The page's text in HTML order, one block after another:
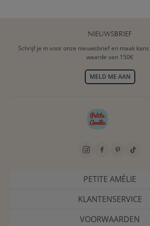
NIEUWSBRIEF
Schrijf je in voor onze nieuwsbrief en maak
waarde van 150€
MELD ME AAN
PETITE AMÉLIE
KLANTENSERVICE
VOORWAARDEN